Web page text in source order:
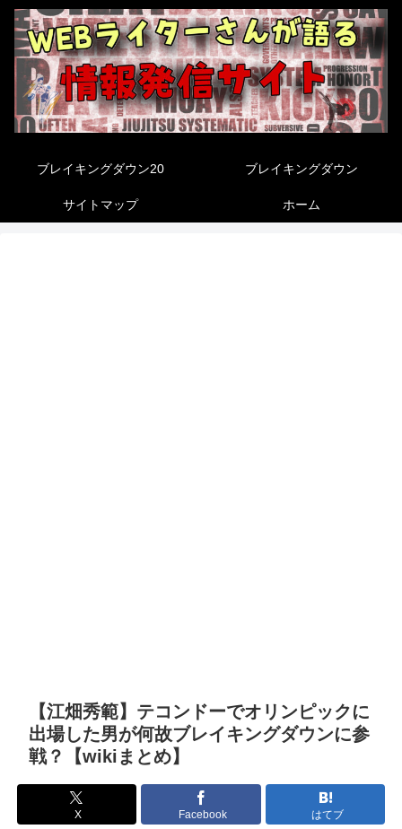
ブレイキングダウン20 ブレイキングダウン
サイトマップ ホーム
【江畑秀範】テコンドーでオリンピックに
出場した男が何故ブレイキングダウンに参
戦？【wikiまとめ】
X Facebook はてブ